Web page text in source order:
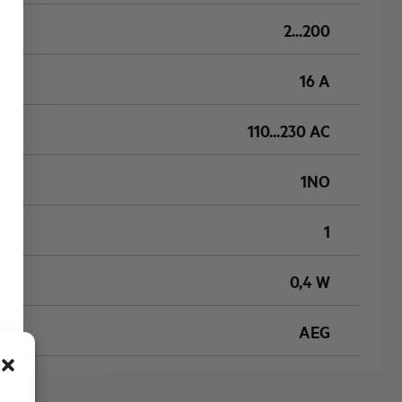
2...200
16 A
110...230 AC
1NO
1
0,4 W
AEG